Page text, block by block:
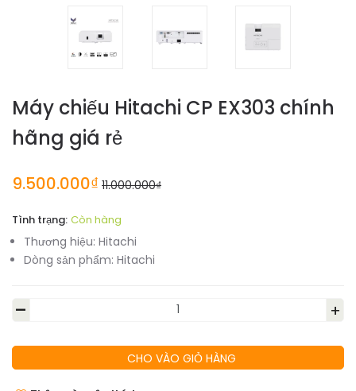
Máy chiếu Hitachi CP EX303 chính
hãng giá rẻ
9.500.000₫ 11.000.000₫
Tình trạng: Còn hàng
Thương hiệu: Hitachi
Dòng sản phẩm: Hitachi
- +
CHO VÀO GIỎ HÀNG